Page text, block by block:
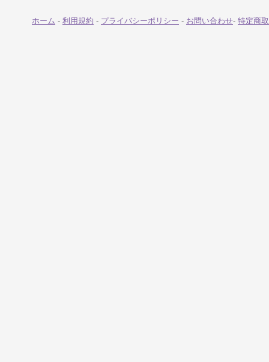
ホーム - 利用規約 - プライバシーポリシー - お問い合わせ- 特定商